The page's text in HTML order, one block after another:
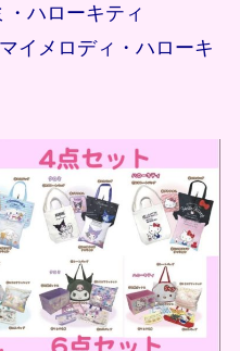
ハローキティ
イメロディ・ハローキ